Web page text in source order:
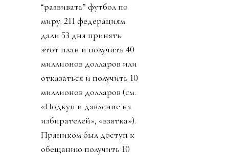
“развивать” футбол по
миру. 211 федерациям
дали 53 дня принять
этот план и получить 40
миллионов долларов или
отказаться и получить 10
миллионов долларов (см.
«Подкуп и давление на
избирателей», «взятка»).
Пряником был доступ к
обещанию получить 10